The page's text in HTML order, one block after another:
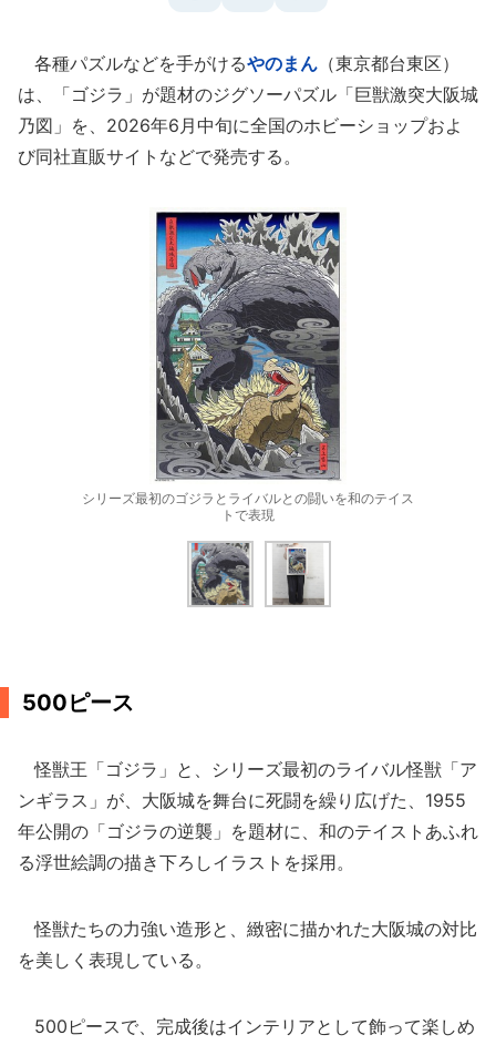
各種パズルなどを手がけるやのまん （東京都台東区）
は、「ゴジラ」が題材のジグソーパズル「巨獣激突大阪城
乃図」を、2026年6月中旬に全国のホビーショップおよ
び同社直販サイトなどで発売する。
シリーズ最初のゴジラとライバルとの闘いを和のテイス
トで表現
500ピース
怪獣王「ゴジラ」と、シリーズ最初のライバル怪獣「ア
ンギラス」が、大阪城を舞台に死闘を繰り広げた、1955
年公開の「ゴジラの逆襲」を題材に、和のテイストあふれ
る浮世絵調の描き下ろしイラストを採用。
怪獣たちの力強い造形と、緻密に描かれた大阪城の対比
を美しく表現している。
500ピースで、完成後はインテリアとして飾って楽しめ